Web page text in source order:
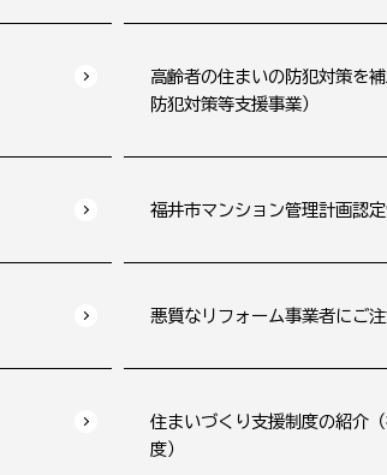
高齢者の住まいの防犯対策を
防犯対策等支援事業）
福井市マンション管理計画認
悪質なリフォーム事業者にご注
住まいづくり支援制度の紹介
度）